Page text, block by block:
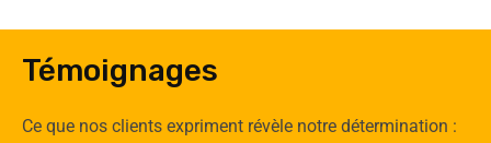
Témoignages
Ce que nos clients expriment révèle notre détermination :